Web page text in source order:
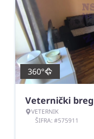
360°
Veternički breg
VETERNIK
ŠIFRA: #575911